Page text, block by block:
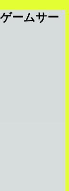
ームサー